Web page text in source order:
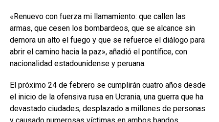
«Renuevo con fuerza mi llamamiento: que callen las
armas, que cesen los bombardeos, que se alcance sin
demora un alto el fuego y que se refuerce el diálogo para
abrir el camino hacia la paz», añadió el pontífice, con
nacionalidad estadounidense y peruana.
El próximo 24 de febrero se cumplirán cuatro años desde
el inicio de la ofensiva rusa en Ucrania, una guerra que ha
devastado ciudades, desplazado a millones de personas